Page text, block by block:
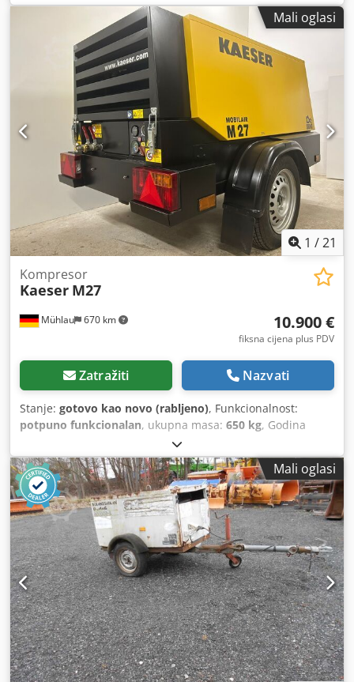
Mali oglasi
1 /21
Mühlau 670 km
Kompresor
Kaeser M27
10.900 €
fiksna cijena plus PDV
Zatražiti Nazvati
Stanje: gotovo kao novo (rabljeno), Funkcionalnost:
potpuno funkcionalan, ukupna masa: 650 kg, Godina
, radni sati:25 h
za komprimirani zrak, modeli "B" i "E", samo 25 radnih sati
Cijena: neto: 10900 € brutto: 12971 € Godina proizvodnje:
2021 Prva registracija: 2021 Radni sati: 25 Vrlo dobro
stanje, vidi slike / kao novo Priprema komprimiranog zraka,
model "B" Dodatni hladnjak / hladnjak komprimiranog
zraka / dodatni grijač / uljna crpka za alate 2 izlaza, modeli
"B" i "E" Cijena neto plus 19% PDV-a Protok zraka: 2,7
m³/min Tlak do 10 bara Motor: Kubota, dizel Težina: 700 kg
Stanje, vidi slike Dokumenti su dostupni (potvrda o
registraciji, dio 2 / potvrda o registraciji, dio 1) Vučna
spojnica podesiva, s kuglastom glavom Dsdpfx Ajzidy
Deblsck Prodaja za tvrtke / trgovce Iznosit će se račun s
navedenim PDV-om. Molimo, pogledajte i naše ostale
ponude! Prodaja bez jamstva ili mogućnosti povrata. Sve
Mali oglasi